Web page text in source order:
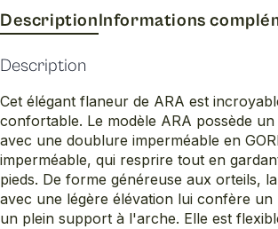
DescriptionInformations
Description
Cet élégant flaneur de ARA est
confortable. Le modèle ARA possède un
avec une doublure imperméable en
imperméable, qui resprire tout en
pieds. De forme généreuse aux orteils,
avec une légère élévation lui confère
un plein support à l'arche. Elle est